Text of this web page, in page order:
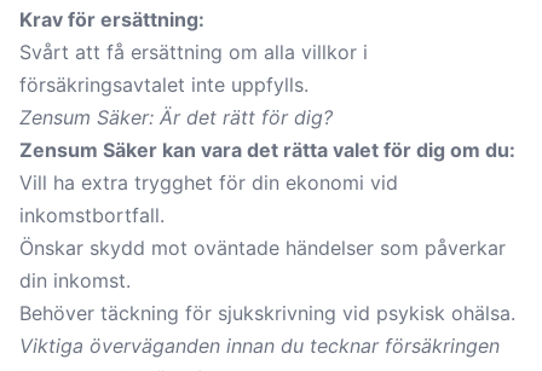
Krav för ersättning:
Svårt att få ersättning om alla villkor i
försäkringsavtalet inte uppfylls.
Zensum Säker: Är det rätt för dig?
Zensum Säker kan vara det rätta valet för dig om du:
Vill ha extra trygghet för din ekonomi vid
inkomstbortfall.
Önskar skydd mot oväntade händelser som påverkar
din inkomst.
Behöver täckning för sjukskrivning vid psykisk ohälsa.
Viktiga överväganden innan du tecknar försäkringen